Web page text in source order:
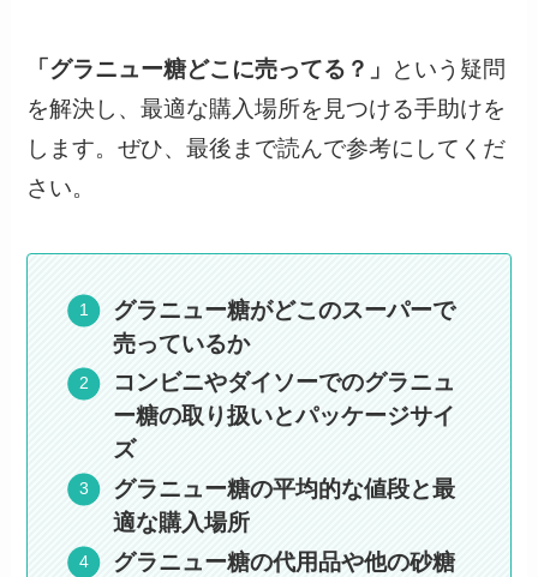
「グラニュー糖どこに売ってる？」
という疑問
を解決し、最適な購入場所を見つける手助けを
します。ぜひ、最後まで読んで参考にしてくだ
さい。
グラニュー糖がどこのスーパーで
売っているか
コンビニやダイソーでのグラニュ
ー糖の取り扱いとパッケージサイ
ズ
グラニュー糖の平均的な値段と最
適な購入場所
グラニュー糖の代用品や他の砂糖